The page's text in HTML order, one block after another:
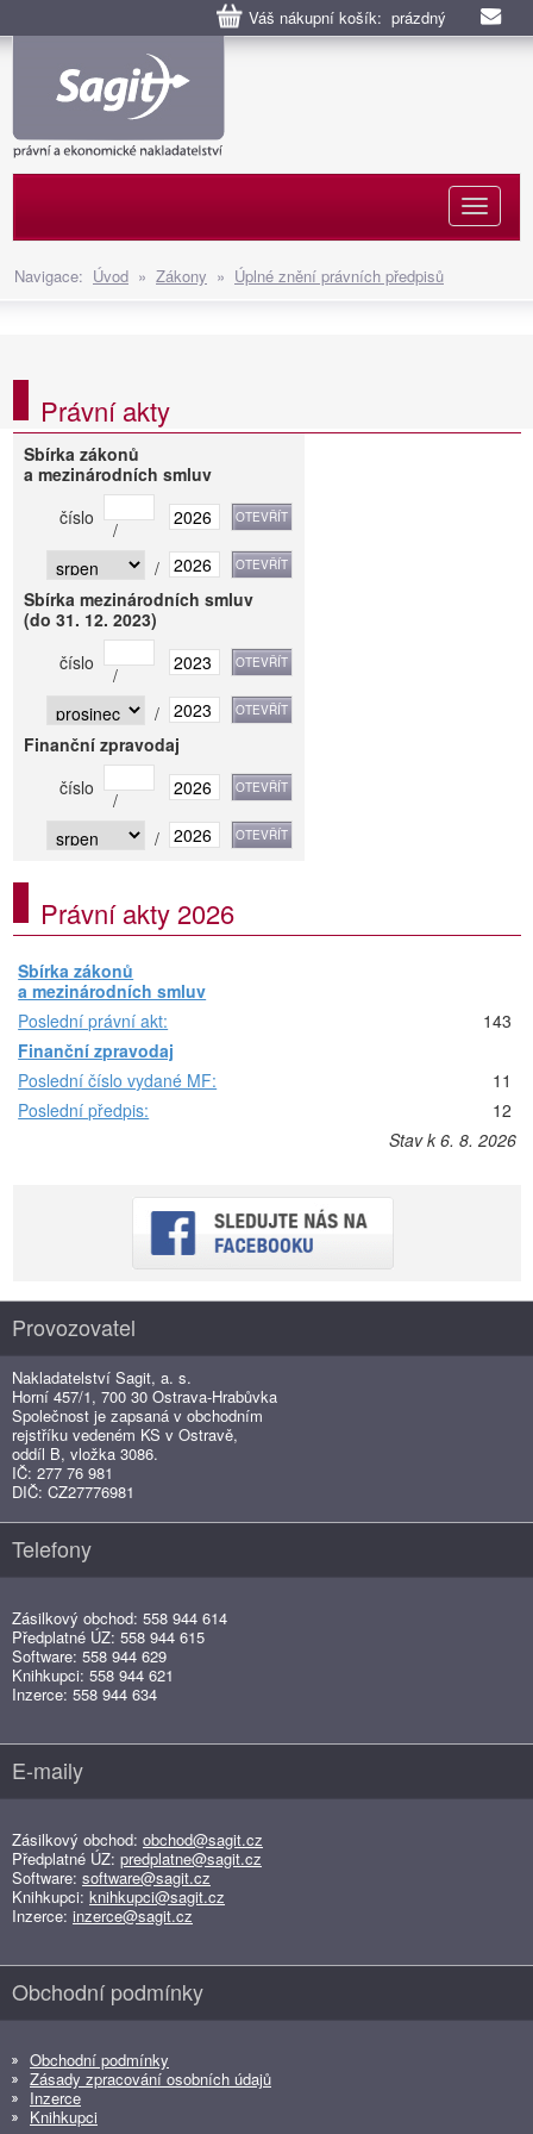
Váš nákupní košík: prázdný
Navigace: Úvod » Zákony » Úplné znění právních předpisů
Právní akty
Sbírka zákonů
a mezinárodních smluv
číslo
/
/
Sbírka mezinárodních smluv
(do 31. 12. 2023)
číslo
/
/
Finanční zpravodaj
číslo
/
/
Právní akty 2026
Sbírka zákonů
a mezinárodních smluv
Poslední právní akt:
143
Finanční zpravodaj
Poslední číslo vydané MF:
11
Poslední předpis:
12
Stav k 6. 8. 2026
Provozovatel
Nakladatelství Sagit, a. s.
Horní 457/1, 700 30 Ostrava-Hrabůvka
Společnost je zapsaná v obchodním
rejstříku vedeném KS v Ostravě,
oddíl B, vložka 3086.
IČ: 277 76 981
DIČ: CZ27776981
Telefony
Zásilkový obchod: 558 944 614
Předplatné ÚZ: 558 944 615
Software: 558 944 629
Knihkupci: 558 944 621
Inzerce: 558 944 634
E-maily
Zásilkový obchod: obchod@sagit.cz
Předplatné ÚZ: predplatne@sagit.cz
Software: software@sagit.cz
Knihkupci: knihkupci@sagit.cz
Inzerce: inzerce@sagit.cz
Obchodní podmínky
Obchodní podmínky
Zásady zpracování osobních údajů
Inzerce
Knihkupci